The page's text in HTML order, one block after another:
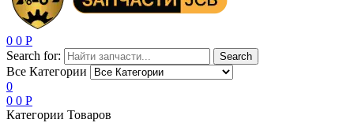
0 0 Р
Search for:
Search
Все Категории
0
0 0 Р
Категории Товаров